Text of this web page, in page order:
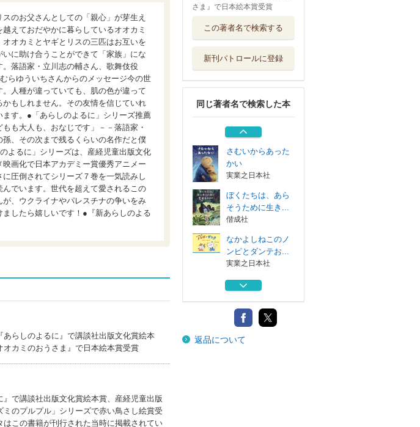
のお父さんとしての「親心」が芽生え
えておだやかに暮らしているオオカミ
オカミとヤギとリスの三匹はお互いを
に助け合うことができて「家族」にな
落語家・立川志の輔さん、歌舞伎役
らゆういちさんからのメッセージ今の世
人種が違っていても、肌の色が違って
もしれません。その友情を信じていれ
す。●「あらしのよるに」シリーズ推薦
も大人も、おなじです」－－落語家・
、その次まで残るくらいの名作だと僕
よるに」シリーズは、産経児童出版文化
画化で日本アカデミー賞優秀アニメー
圧倒されてシリーズ７巻を一気読みし
でいます。世代を超えて愛されるこの
、ウクライナやパレスチナの争いをみ
したら嬉しいです！●『新あらしのよる
らしのよるに』で講談社出版文化賞絵本
カミのおうさま』で日本絵本賞受賞
で講談社出版文化賞絵本賞、産経児童出版
のプルプル」シリーズで赤い鳥さし絵賞受
この書籍が刊行された当時に掲載されてい
さま』で日本絵本賞受賞
この著者名で検索する
新刊パトロールに登録
同じ著者名で検索した本
ンピとダンテお...
なかよしねこのノ
実業之日本社
なかよしねこのノ
ンピとダンテみ...
実業之日本社
さむいからあった
かい
実業之日本社
ぼくたちは、あら
そうために生き...
偕成社
なかよしねこのノ
ンピとダンテお...
実業之日本社
なかよしねこのノ
実業之日本社
なかよしねこのノ
ンピとダンテみ...
返品について